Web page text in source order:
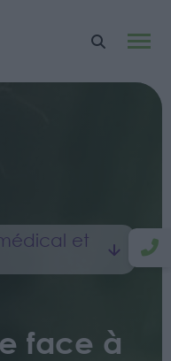
et
face à